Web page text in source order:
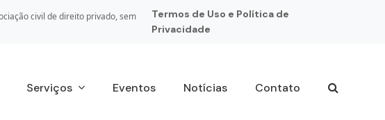
civil de direito privado, sem
Termos de Uso e Política de
Privacidade
Serviços Eventos Notícias Contato